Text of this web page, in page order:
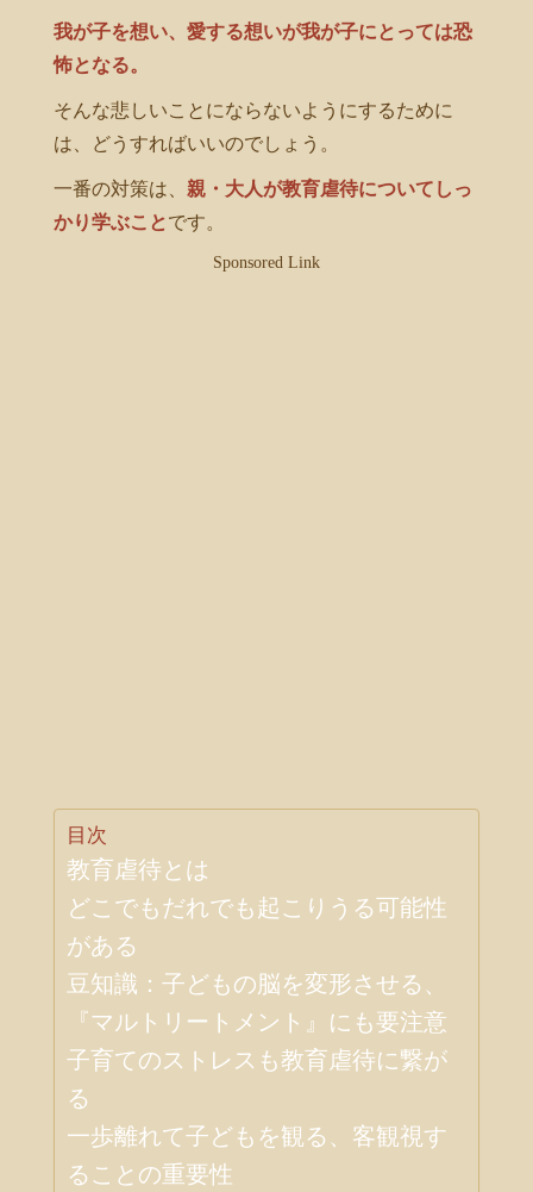
我が子を想い、愛する想いが我が子にとっては恐
怖となる。
そんな悲しいことにならないようにするために
は、どうすればいいのでしょう。
一番の対策は、 親・大人が教育虐待についてしっ
かり学ぶことです。
Sponsored Link
目次
教育虐待とは
どこでもだれでも起こりうる可能性
がある
豆知識：子どもの脳を変形させる、
『マルトリートメント』にも要注意
子育てのストレスも教育虐待に繋が
る
一歩離れて子どもを観る、客観視す
ることの重要性